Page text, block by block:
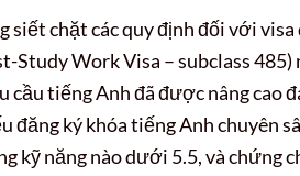
siết chặt các quy định đối với
Study Work Visa – subclass
cầu tiếng Anh đã được nâng cao
đăng ký khóa tiếng Anh chuyên
kỹ năng nào dưới 5.5, và chứng